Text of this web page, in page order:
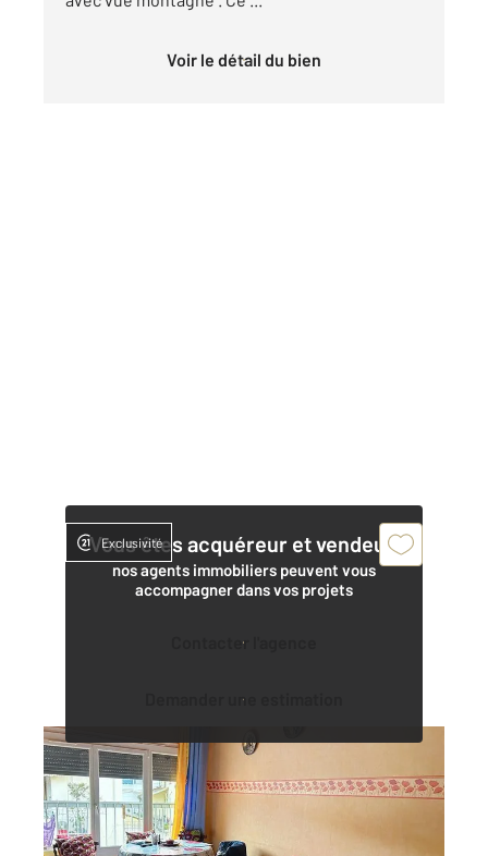
Voir le détail du bien
Vous êtes acquéreur et vendeur,
nos agents immobiliers peuvent vous
accompagner dans vos projets
Contacter l'agence
Demander une estimation
Exclusivité
AMELIE LES BAINS PALALDA 66
30 m2, 1 pièce
Ref : 10612
Appartement Studio à vendre